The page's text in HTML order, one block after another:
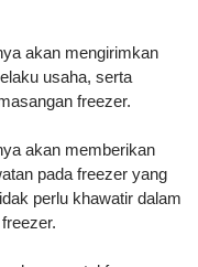
akan mengirimkan
usaha, serta
freezer.
akan memberikan
pada freezer yang
perlu khawatir dalam